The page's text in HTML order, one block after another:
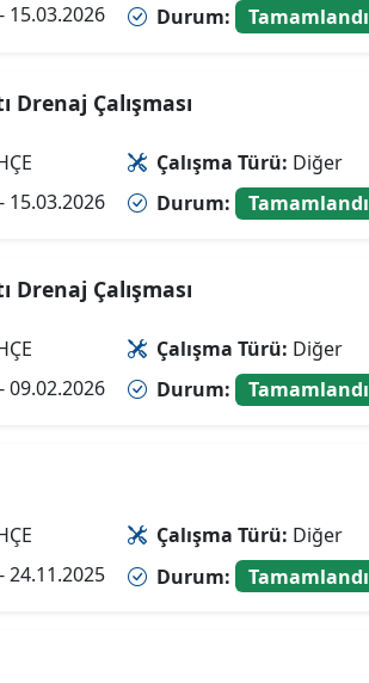
15.03.2026 Durum: Tamamlandı
Drenaj Çalışması
Çalışma Türü: Diğer
15.03.2026 Durum: Tamamlandı
Drenaj Çalışması
Çalışma Türü: Diğer
09.02.2026 Durum: Tamamlandı
Çalışma Türü: Diğer
24.11.2025 Durum: Tamamlandı